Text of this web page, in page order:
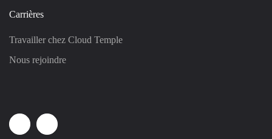
Carrières
Travailler chez Cloud Temple
Nous rejoindre
LinkedinYoutube